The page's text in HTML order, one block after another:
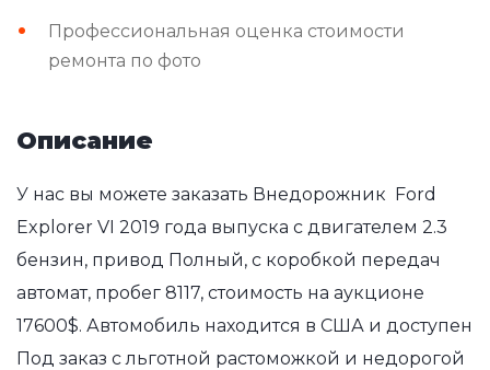
Профессиональная оценка стоимости
ремонта по фото
Описание
У нас вы можете заказать Внедорожник Ford
Explorer VI 2019 года выпуска с двигателем 2.3
бензин, привод Полный, с коробкой передач
автомат, пробег 8117, стоимость на аукционе
17600$. Автомобиль находится в США и доступен
Под заказ с льготной растоможкой и недорогой